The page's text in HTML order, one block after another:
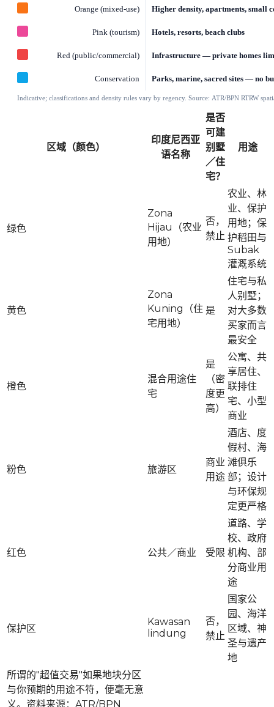
区域（颜色）
印度尼西亚
语名称
是否
可建
别墅
／住
宅？
用途
绿色
Zona
Hijau（农业
用地）
否，
禁止
农业、林
业、保护
用地；保
护稻田与
Subak
灌溉系统
黄色
Zona
Kuning（住
宅用地）
是
住宅与私
人别墅；
对大多数
买家而言
最安全
橙色
混合用途住
宅
是
（密
度更
高）
公寓、共
享居住、
联排住
宅、小型
商业
粉色 旅游区
商业
用途
酒店、度
假村、海
滩俱乐
部；设计
与环保规
定更严格
红色 公共／商业 受限
道路、学
校、政府
机构、部
分商业用
途
保护区
Kawasan
lindung
否，
禁止
国家公
园、海洋
区域、神
圣与遗产
地
所谓的"超值交易"如果地块分区
与你预期的用途不符，便毫无意
义。资料来源：ATR/BPN